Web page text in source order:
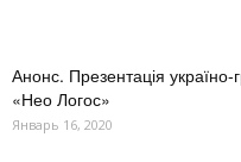
Анонс. Презентація україно-
«Нео Логос»
Январь 16, 2020